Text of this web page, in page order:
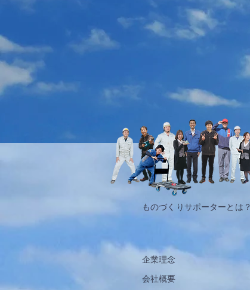
ものづくりサポーターとは？
企業理念
​会社概要